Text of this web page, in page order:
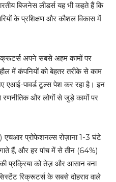
बिजनेस लीडर्स यह भी कहते हैं कि
के प्रशिक्षण और कौशल विकास में
अपने सबसे अहम कामों पर
में कंपनियों को बेहतर तरीके से काम
पावर्ड टूल्स पेश कर रहा है। इन
और लोगों से जुड़े कामों पर
एचआर प्रोफेशनल्स रोज़ाना 1-3 घंटे
हैं, और हर पांच में से तीन (64%)
की प्रक्रिया को तेज़ और आसान बना
रिक्रूटर्स के सबसे दोहराव वाले